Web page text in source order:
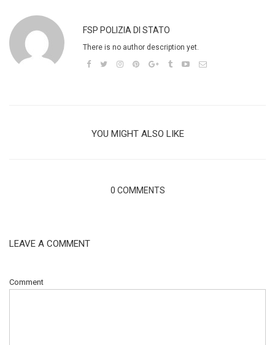
FSP POLIZIA DI STATO
There is no author description yet.
YOU MIGHT ALSO LIKE
0 COMMENTS
LEAVE A COMMENT
Comment